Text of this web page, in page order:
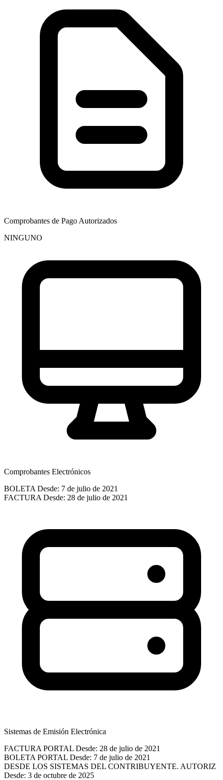
Comprobantes de Pago Autorizados
NINGUNO
Comprobantes Electrónicos
BOLETA Desde: 7 de julio de 2021
FACTURA Desde: 28 de julio de 2021
Sistemas de Emisión Electrónica
FACTURA PORTAL Desde: 28 de julio de 2021
BOLETA PORTAL Desde: 7 de julio de 2021
DESDE LOS SISTEMAS DEL CONTRIBUYENTE. AUTORIZ
Desde: 3 de octubre de 2025